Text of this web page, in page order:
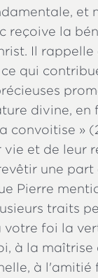
et
reçoive la
Il
qui
divine,
»
vie et de leur
une
Pierre
traits
foi la
à la
à l'amitié